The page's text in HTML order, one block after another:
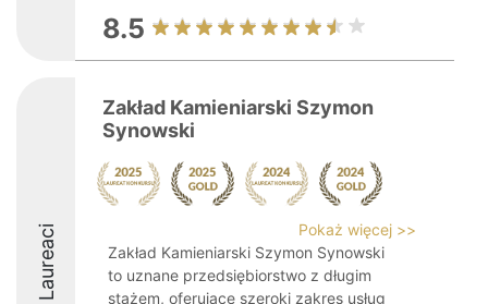
8.5
Laureaci
Zakład Kamieniarski Szymon
Synowski
Pokaż więcej >>
Zakład Kamieniarski Szymon Synowski
to uznane przedsiębiorstwo z długim
stażem, oferujące szeroki zakres usług